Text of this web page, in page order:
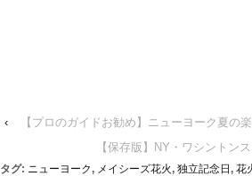
‹
【プロのガイドお勧め】ニューヨーク夏の
【保存版】NY・ワシントン
タグ: ニューヨーク, メイシーズ花火, 独立記念日, 花